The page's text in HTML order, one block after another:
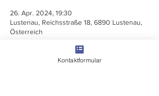
26. Apr. 2024, 19:30
Lustenau, Reichsstraße 18, 6890 Lustenau,
Österreich
Kontaktformular